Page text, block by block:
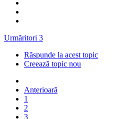
Urmăritori 3
Răspunde la acest topic
Creează topic nou
Anterioară
1
2
3